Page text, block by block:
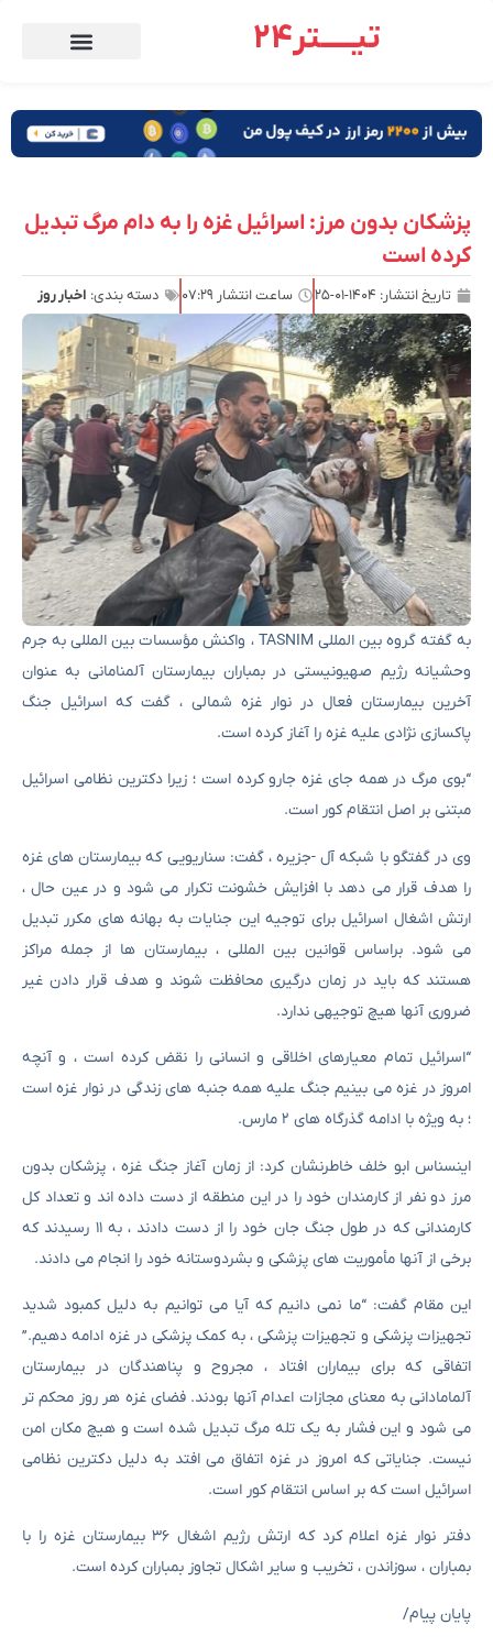
تیـــــتر24
پزشکان بدون مرز: اسرائیل غزه را به دام مرگ تبدیل
کرده است
تاریخ انتشار: ۱۴۰۴-۰۱-۲۵ ساعت انتشار ۰۷:۲۹ دسته بندی: اخبار روز
به گفته گروه بین المللی TASNIM ، واکنش مؤسسات بین المللی به جرم
وحشیانه رژیم صهیونیستی در بمباران بیمارستان آلمنامانی به عنوان
آخرین بیمارستان فعال در نوار غزه شمالی ، گفت که اسرائیل جنگ
پاکسازی نژادی علیه غزه را آغاز کرده است.
“بوی مرگ در همه جای غزه جارو کرده است ؛ زیرا دکترین نظامی اسرائیل
مبتنی بر اصل انتقام کور است.
وی در گفتگو با شبکه آل -جزیره ، گفت: سناریویی که بیمارستان های غزه
را هدف قرار می دهد با افزایش خشونت تکرار می شود و در عین حال ،
ارتش اشغال اسرائیل برای توجیه این جنایات به بهانه های مکرر تبدیل
می شود. براساس قوانین بین المللی ، بیمارستان ها از جمله مراکز
هستند که باید در زمان درگیری محافظت شوند و هدف قرار دادن غیر
ضروری آنها هیچ توجیهی ندارد.
“اسرائیل تمام معیارهای اخلاقی و انسانی را نقض کرده است ، و آنچه
امروز در غزه می بینیم جنگ علیه همه جنبه های زندگی در نوار غزه است
؛ به ویژه با ادامه گذرگاه های ۲ مارس.
اینسناس ابو خلف خاطرنشان کرد: از زمان آغاز جنگ غزه ، پزشکان بدون
مرز دو نفر از کارمندان خود را در این منطقه از دست داده اند و تعداد کل
کارمندانی که در طول جنگ جان خود را از دست دادند ، به ۱۱ رسیدند که
برخی از آنها مأموریت های پزشکی و بشردوستانه خود را انجام می دادند.
این مقام گفت: “ما نمی دانیم که آیا می توانیم به دلیل کمبود شدید
تجهیزات پزشکی و تجهیزات پزشکی ، به کمک پزشکی در غزه ادامه دهیم.”
اتفاقی که برای بیماران افتاد ، مجروح و پناهندگان در بیمارستان
آلمامادانی به معنای مجازات اعدام آنها بودند. فضای غزه هر روز محکم تر
می شود و این فشار به یک تله مرگ تبدیل شده است و هیچ مکان امن
نیست. جنایاتی که امروز در غزه اتفاق می افتد به دلیل دکترین نظامی
اسرائیل است که بر اساس انتقام کور است.
دفتر نوار غزه اعلام کرد که ارتش رژیم اشغال ۳۶ بیمارستان غزه را با
بمباران ، سوزاندن ، تخریب و سایر اشکال تجاوز بمباران کرده است.
پایان پیام/